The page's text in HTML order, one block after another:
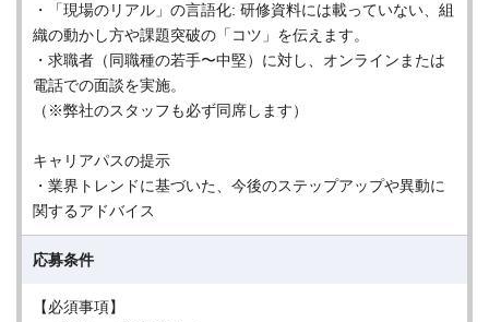
・「現場のリアル」の言語化: 研修資料には載っていない、組
織の動かし方や課題突破の「コツ」を伝えます。
・求職者（同職種の若手〜中堅）に対し、オンラインまたは
電話での面談を実施。
（※弊社のスタッフも必ず同席します）
キャリアパスの提示
・業界トレンドに基づいた、今後のステップアップや異動に
関するアドバイス
応募条件
【必須事項】